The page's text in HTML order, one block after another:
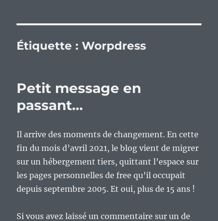
Étiquette :Worpdress
Petit message en
passant…
Il arrive des moments de changement. En cette
fin du mois d’avril 2021, le blog vient de migrer
sur un hébergement tiers, quittant l’espace sur
les pages personnelles de free qu’il occupait
depuis septembre 2005. Et oui, plus de 15 ans !
Si vous avez laissé un commentaire sur un de